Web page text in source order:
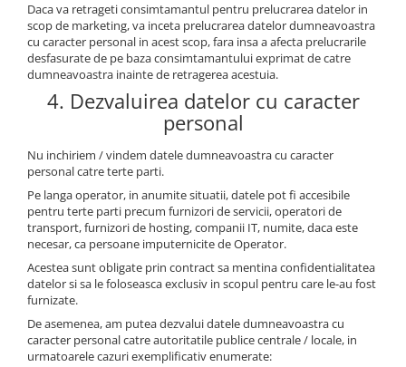
Daca va retrageti consimtamantul pentru prelucrarea datelor in
scop de marketing, va inceta prelucrarea datelor dumneavoastra
cu caracter personal in acest scop, fara insa a afecta prelucrarile
desfasurate de pe baza consimtamantului exprimat de catre
dumneavoastra inainte de retragerea acestuia.
4. Dezvaluirea datelor cu caracter
personal
Nu inchiriem / vindem datele dumneavoastra cu caracter
personal catre terte parti.
Pe langa operator, in anumite situatii, datele pot fi accesibile
pentru terte parti precum furnizori de servicii, operatori de
transport, furnizori de hosting, companii IT, numite, daca este
necesar, ca persoane imputernicite de Operator.
Acestea sunt obligate prin contract sa mentina confidentialitatea
datelor si sa le foloseasca exclusiv in scopul pentru care le-au fost
furnizate.
De asemenea, am putea dezvalui datele dumneavoastra cu
caracter personal catre autoritatile publice centrale / locale, in
urmatoarele cazuri exemplificativ enumerate: